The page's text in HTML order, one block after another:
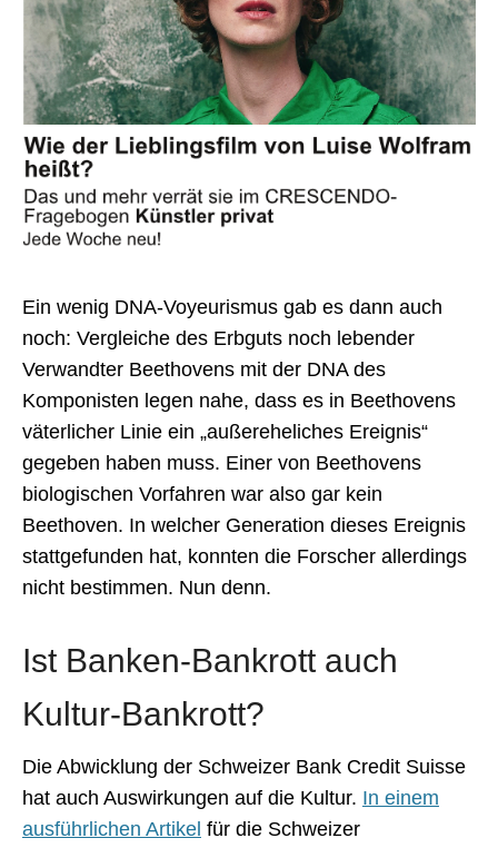
Ein wenig DNA-Voyeurismus gab es dann auch
noch: Vergleiche des Erbguts noch lebender
Verwandter Beethovens mit der DNA des
Komponisten legen nahe, dass es in Beethovens
väterlicher Linie ein „außereheliches Ereignis“
gegeben haben muss. Einer von Beethovens
biologischen Vorfahren war also gar kein
Beethoven. In welcher Generation dieses Ereignis
stattgefunden hat, konnten die Forscher allerdings
nicht bestimmen. Nun denn.
Ist Banken-Bankrott auch
Kultur-Bankrott?
Die Abwicklung der Schweizer Bank Credit Suisse
hat auch Auswirkungen auf die Kultur. In einem
ausführlichen Artikel für die Schweizer